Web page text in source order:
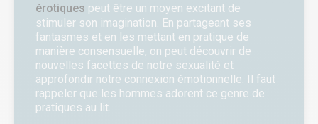
érotiques peut être un moyen excitant de
stimuler son imagination. En partageant ses
fantasmes et en les mettant en pratique de
manière consensuelle, on peut découvrir de
nouvelles facettes de notre sexualité et
approfondir notre connexion émotionnelle. Il faut
rappeler que les hommes adorent ce genre de
pratiques au lit.